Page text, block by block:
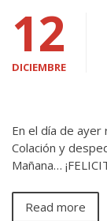
12
DICIEMBRE
En el día de
Colación y
Mañana…
Read more